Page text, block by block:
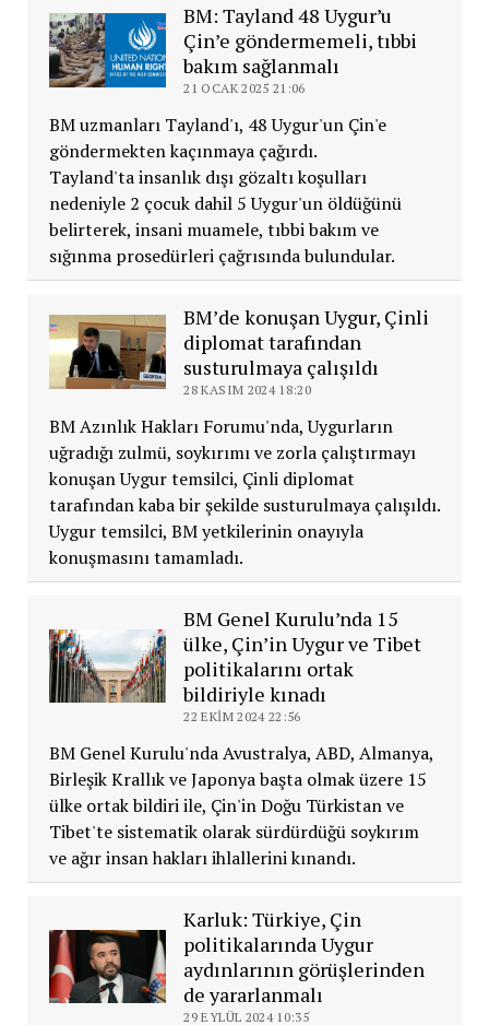
BM: Tayland 48 Uygur’u
Çin’e göndermemeli, tıbbi
bakım sağlanmalı
21 OCAK 2025 21:06
BM uzmanları Tayland'ı, 48 Uygur'un Çin'e
göndermekten kaçınmaya çağırdı.
Tayland'ta insanlık dışı gözaltı koşulları
nedeniyle 2 çocuk dahil 5 Uygur'un öldüğünü
belirterek, insani muamele, tıbbi bakım ve
sığınma prosedürleri çağrısında bulundular.
BM’de konuşan Uygur, Çinli
diplomat tarafından
susturulmaya çalışıldı
28 KASIM 2024 18:20
BM Azınlık Hakları Forumu'nda, Uygurların
uğradığı zulmü, soykırımı ve zorla çalıştırmayı
konuşan Uygur temsilci, Çinli diplomat
tarafından kaba bir şekilde susturulmaya çalışıldı.
Uygur temsilci, BM yetkilerinin onayıyla
konuşmasını tamamladı.
BM Genel Kurulu’nda 15
ülke, Çin’in Uygur ve Tibet
politikalarını ortak
bildiriyle kınadı
22 EKIM 2024 22:56
BM Genel Kurulu'nda Avustralya, ABD, Almanya,
Birleşik Krallık ve Japonya başta olmak üzere 15
ülke ortak bildiri ile, Çin'in Doğu Türkistan ve
Tibet'te sistematik olarak sürdürdüğü soykırım
ve ağır insan hakları ihlallerini kınandı.
Karluk: Türkiye, Çin
politikalarında Uygur
aydınlarının görüşlerinden
de yararlanmalı
29 EYLÜL 2024 10:35